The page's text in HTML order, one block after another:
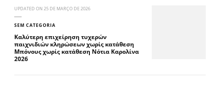
UPDATED ON 25 DE MARÇO DE 2026
SEM CATEGORIA
Καλύτερη επιχείρηση τυχερών
παιχνιδιών κληρώσεων χωρίς κατάθεση
Μπόνους χωρίς κατάθεση Νότια Καρολίνα
2026